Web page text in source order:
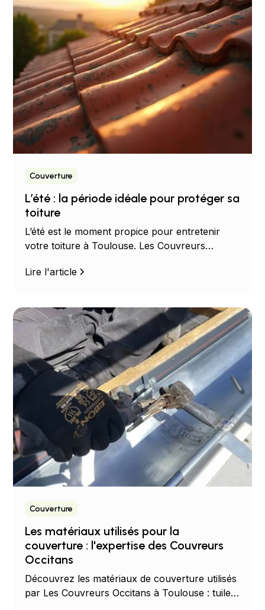
Couverture
L’été : la période idéale pour protéger sa
toiture
L’été est le moment propice pour entretenir
votre toiture à Toulouse. Les Couvreurs
Lire l'article
Couverture
Les matériaux utilisés pour la
couverture : l'expertise des Couvreurs
Occitans
Découvrez les matériaux de couverture utilisés
par Les Couvreurs Occitans à Toulouse : tuiles,